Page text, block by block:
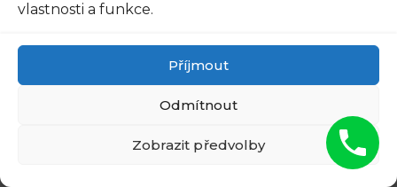
vlastnosti a funkce.
Příjmout
Odmítnout
Zobrazit předvolby
jednoduše ovládat otevírání a zavírání rolet z
vybaveny inteligentními systémy, které detekují
nežádoucí situace a okamžitě rolety uzavřou.
Důvěřujte bezpečnostním roletám do dveří a
užijte si klidný spánek bez stresu z vnějších
vlivů. Tyto rolety jsou investicí do bezpečnosti a